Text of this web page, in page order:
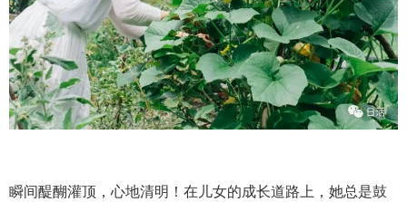
瞬间醍醐灌顶，心地清明！在儿女的成长道路上，她总是鼓